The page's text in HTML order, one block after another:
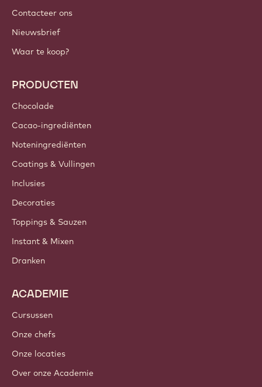
Contacteer ons
Nieuwsbrief
Waar te koop?
PRODUCTEN
Chocolade
Cacao-ingrediënten
Noteningrediënten
Coatings & Vullingen
Inclusies
Decoraties
Toppings & Sauzen
Instant & Mixen
Dranken
ACADEMIE
Cursussen
Onze chefs
Onze locaties
Over onze Academie